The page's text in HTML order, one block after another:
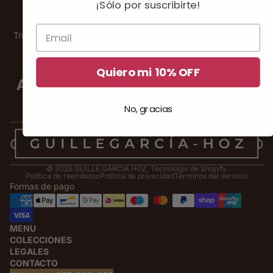
Trabajamos con artesanos españoles que cuidan cada detalle
Atención cercana y envíos seguros
seguimiento garantizado.
© 2026 GUILLE GARCIA HOZ, Tecnología de Shopify
Política de reembolsoPolítica de privacidadTérminos del servicio
Formas de pago
MENU
COLECCIONES
LEGALES
CONTACTO
¡Sólo por suscribirte!
Quiero mi 10% OFF
No, gracias